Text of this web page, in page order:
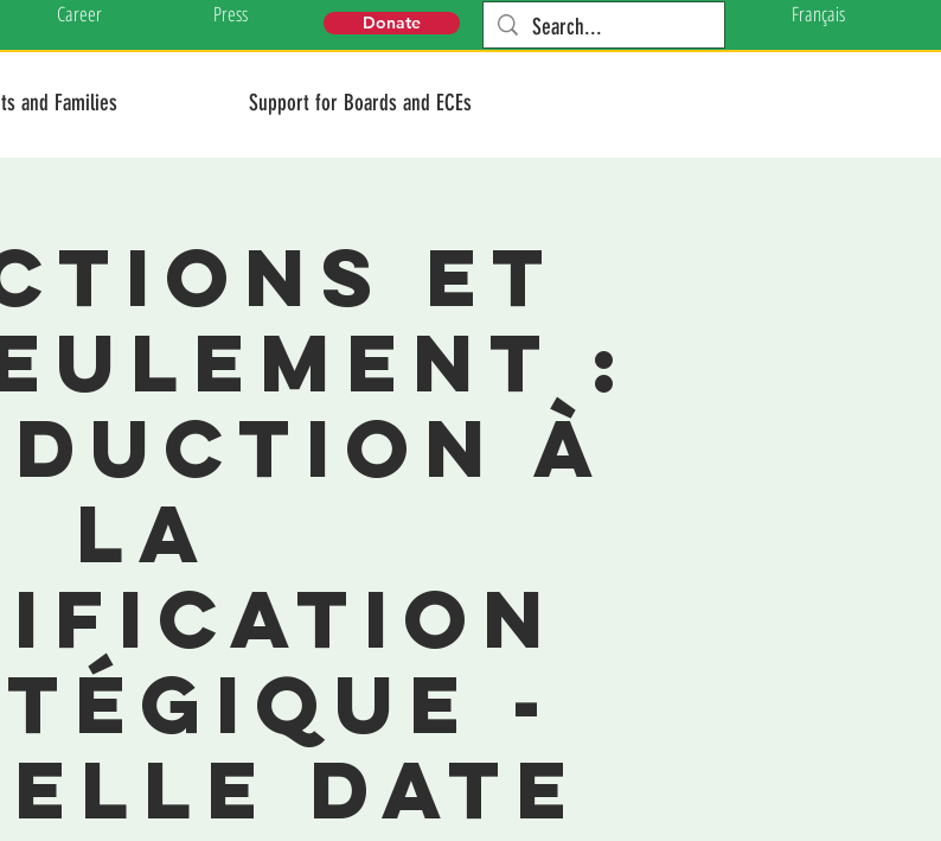
Career Press Donate Français
and Families Support for Boards and ECEs
et
:
à
la
-
date